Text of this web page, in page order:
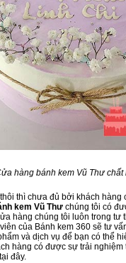
hàng bánh kem Vũ Thư chất
thì chưa đủ bởi khách hàng
kem Vũ Thư chúng tôi có
hàng chúng tôi luôn trong tư
của Bánh kem 360 sẽ tư
và dịch vụ để bạn có thể
hàng có được sự trải nghiệm
đây.